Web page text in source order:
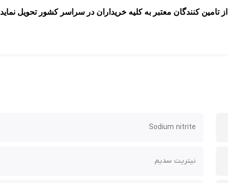
از تامین کنندگان معتبر به کلیه خریداران در سراسر کشور تحویل نماید
Sodium nitrite
نیتریت سدیم